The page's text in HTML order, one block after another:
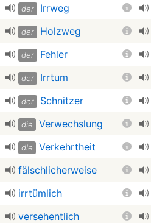
der Irrweg
der Holzweg
der Fehler
der Irrtum
der Schnitzer
die Verwechslung
die Verkehrtheit
fälschlicherweise
irrtümlich
versehentlich